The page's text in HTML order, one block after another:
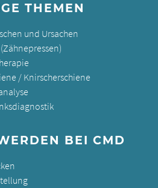
THEMEN
und Ursachen
/ Knirscherschiene
BEI CMD